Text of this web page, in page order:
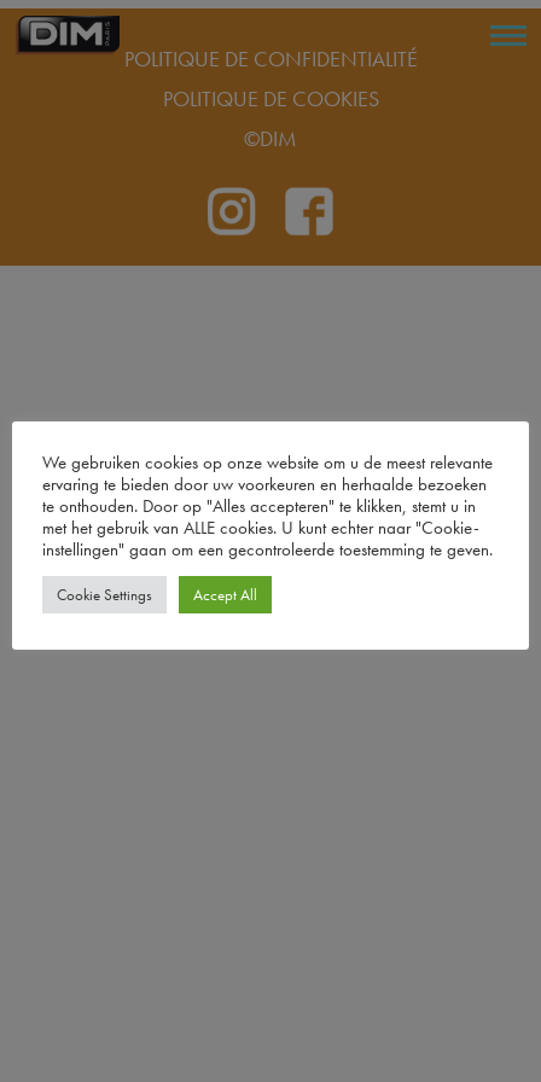
POLITIQUE DE CONFIDENTIALITÉ
POLITIQUE DE COOKIES
©DIM
We gebruiken cookies op onze website om u de meest relevante
ervaring te bieden door uw voorkeuren en herhaalde bezoeken
te onthouden. Door op "Alles accepteren" te klikken, stemt u in
met het gebruik van ALLE cookies. U kunt echter naar "Cookie-
instellingen" gaan om een ​​gecontroleerde toestemming te geven.
Cookie Settings Accept All